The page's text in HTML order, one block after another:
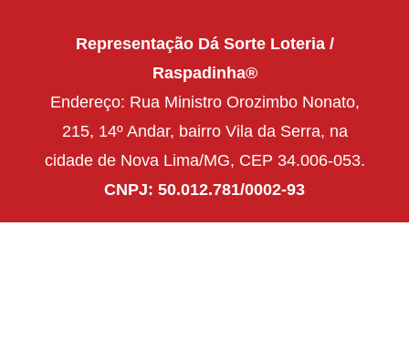
Representação Dá Sorte Loteria /
Raspadinha®
Endereço: Rua Ministro Orozimbo Nonato,
215, 14º Andar, bairro Vila da Serra, na
cidade de Nova Lima/MG, CEP 34.006-053.
CNPJ: 50.012.781/0002-93